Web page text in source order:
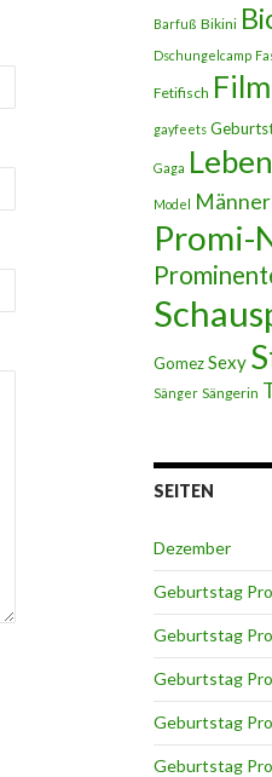
Barfuß Bikini
Dschungelcamp
Fetifisch Film
gayfeets
Gaga
Model Männer
Promi-
GomezSexy
Sänger Sängerin
SEITEN
Dezember
Geburtstag
Geburtstag
Geburtstag
Geburtstag
Geburtstag